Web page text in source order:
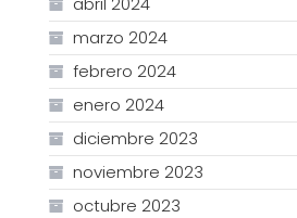
marzo 2024
febrero 2024
enero 2024
diciembre 2023
noviembre 2023
octubre 2023